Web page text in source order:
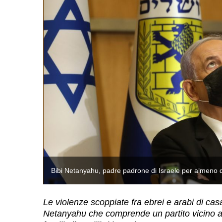
Bibi Netanyahu, padre padrone di Israele per almeno
Le violenze scoppiate fra ebrei e arabi di
Netanyahu che comprende un partito vicino